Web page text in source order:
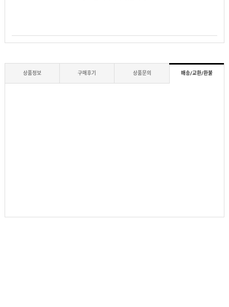
상품정보 구매후기 상품문의 배송/교환/환불